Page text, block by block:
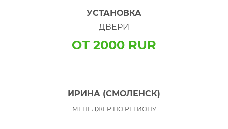
УСТАНОВКА
ДВЕРИ
ОТ 2000 RUR
ИРИНА (СМОЛЕНСК)
МЕНЕДЖЕР ПО РЕГИОНУ